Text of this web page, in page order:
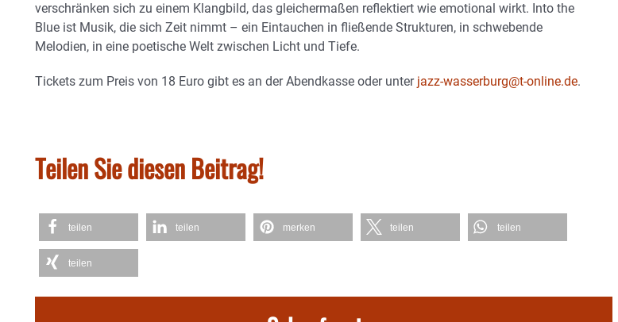
verschränken sich zu einem Klangbild, das gleichermaßen reflektiert wie emotional wirkt. Into the
Blue ist Musik, die sich Zeit nimmt – ein Eintauchen in fließende Strukturen, in schwebende
Melodien, in eine poetische Welt zwischen Licht und Tiefe.
Tickets zum Preis von 18 Euro gibt es an der Abendkasse oder unter jazz-wasserburg@t-online.de.
Teilen Sie diesen Beitrag!
teilen teilen merken teilen teilen
teilen